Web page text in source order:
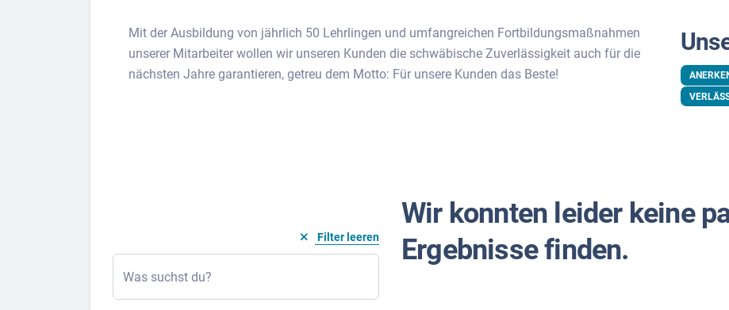
Mit der Ausbildung von jährlich 50 Lehrlingen und umfangreichen Fortbildungsmaßnahmen
unserer Mitarbeiter wollen wir unseren Kunden die schwäbische Zuverlässigkeit auch für die
nächsten Jahre garantieren, getreu dem Motto: Für unsere Kunden das Beste!
Filter leeren
Was suchst du?
Wir konnten leider keine
Ergebnisse finden.